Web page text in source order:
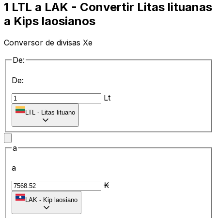
1 LTL a LAK - Convertir Litas lituanas
a Kips laosianos
Conversor de divisas Xe
De:
De:
Lt
LTL - Litas lituano
a
a
₭
LAK - Kip laosiano